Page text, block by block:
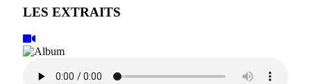
LES EXTRAITS